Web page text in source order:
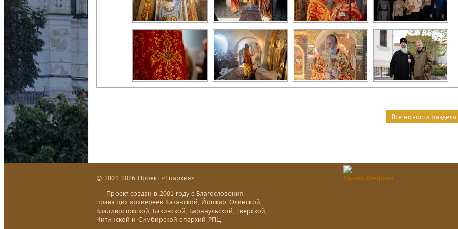
Все новости
© 2001-2026 Проект «Епархия»
Проект создан в 2001 году с Благословения
правящих архиереев Казанской, Йошкар-Олинской,
Владивостокской, Бакинской, Барнаульской, Тверской,
Читинской и Симбирской епархий РПЦ.